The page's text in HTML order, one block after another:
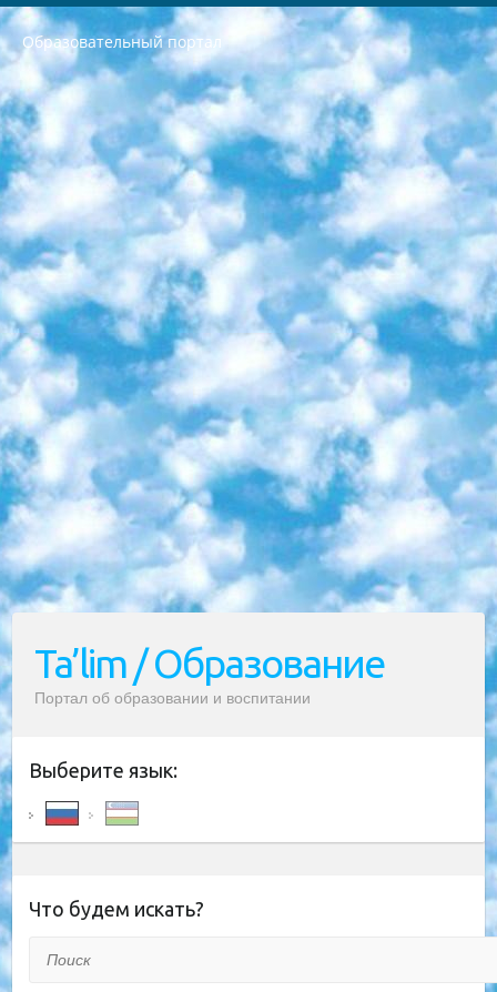
Образовательный портал
РЕСПУБЛИКА УЗБЕКИСТАН МИНИСТРЕРСТВО ДОШКОЛЬНОГО И ШКОЛЬНОГО ОБРАЗОВАНИЯ КОМАНДА в общеобразовательных учреждениях в 2023-2024 учебном году организация и проведение итоговой государственной аттестации обучающихся о Министра дошкольного и школьного образования Республики Узбекистан от 4 марта 2008 года (постановлением Минюста от 20 марта 2008 года № 1778 государственной регистрации) «Итоговое состояние учащихся общего среднего образования на основании положения об утверждении положения об аттестации общего среднего образования выпускной экзамен студентов в образовательных учреждениях в 2023-2024 учебном году В целях организации и прохождения аттестации приказываю: 1. Следующее: перечень предметов, по которым будет проводиться итоговая государственная аттестация и экзамен формы перевода согласно приложению 1; сертификаты международного образца, оценивающие уровень владения иностранными языками перечень согласно приложению 2; 2. Педагогический при специализированных образовательных учреждениях. научно-практический центр квалификации и международной оценки (Д.Давидова) 2024 г. До 25 марта: задания по предметам, по которым будет проводиться итоговая аттестация разработка и утверждение технических условий; итоговая аттестация на основании разработанного предметного задания разработка вопросов по предметам (устно и письменно), экзамен передача; общеобразовательные средние школы и специальные учебные заведения учащиеся выпускных классов школ и интернатов в агентской системе подготовка базы данных экзаменационных материалов и критериев оценки; перевод базы экзаменационных материалов на все языки обучения подать в Республиканский образовательный центр для изготовления; варианты экзаменов на основе разработанных контрольных материалов пусть будут поставлены задачи формирования. 3. Республиканский образовательный центр (Ш.Худайкулов) до 5 апреля 2024 года. до: база данных предоставленных экзаменационных материалов на все языки обучения перевод и экспертиза; для слепых, слабовидящих, глухих, слабослышащих и умственно отсталых детей учащиеся выпускных классов специализированных школ и школ-интернатов база данных экзаменационных материалов на всех преподаваемых языках подготовка критериев оценки; специализированные школы для умственно отсталых детей и технологии для учащихся выпускных классов школ-интернатов разработка соответствующих рекомендаций и критериев проведения ЕГЭ по естествознанию давать задания. 4. Педагогический при специализированных образовательных учреждениях. Научно-практический центр навыков и международной оценки (Д.Давидова), Республика образовательный центр (Худайкулов Ш.) итоговый государственный аттестационный экзамен ориентирован на творческое и логическое мышление при подготовке базы материалов учитывать введение заданий. 5. Следует отметить, что: сертификат государственного образца о знании общеобразовательного предмета и как минимум национальный уровень B1 по предметам на иностранных языках, указанным в Приложении 2. или международно признанный сертификат эквивалентного уровня студенты, изучающие определенный предмет, освобождаются от экзамена; по соответствующим предметам запланирована итоговая государственная аттестация за день до дня, путем жеребьевки Рабочей группой (в письменной форме по предметам, проводимым в форме) из числа сформированных вариантов выбрано 2 варианта; 2 выбранных варианта экзамена анонсированы на официальном сайте министерства и все выпускники по всей стране на основе этих вариантов проводит итоговую государственную аттестацию. 6. Государственное образование учащихся средних общеобразовательных учреждений. знания в соответствии с квалификационными требованиями, которые необходимо приобрести на основании стандартов итоговый (выпускной) контроль для 9 и 11 классов в целях тестирования Экзамены (далее – экзамены) состоят из предметов, перечисленных в приложении 1. будет сделано. 7. Экзамены пройдут с 26 мая по 15 июня 2024 г. (кроме науки физического воспитания). 8. Физическая для учащихся 9 классов общесредних образовательных учреждений. Экзамены по предмету «Образование, квалификация медицина» 1-6 мая 2024 года. сотрудники перевести под присмотр (с отклонениями в физическом или умственном развитии) специализированная школа для детей, школы-интернаты и со сколиозом школы-интернаты санаторного типа для больных детей исключены). 9. Он был слепым, слабовидящим и имел нарушения опорно-двигательного аппарата. экзамены в специализированных школах и интернатах для детей должны проводиться исходя из требований, предъявляемых к общеобразовательным учреждениям (физкультура кроме науки). 10. Специализированная школа для глухих и слабослышащих детей. и экзамены в интернатах и быть реализован в виде письменного теста по математике. 11. Специальность для умственно отсталых детей. Для 9 класса Родной язык и литературное письмо Государственный язык (язык обучения – узбекский). для неклассов) написано Математическое письмо Письменная/устная история Узбекистана Физическое воспитание практично Итоговый контроль Для 11 класса Написание родного языка и литературы (эссе) Математическое письмо Узбекский язык (обучение на узбекском языке) не посещающее общее среднее образование для учреждений)/Образовательное учреждение выбор письменный и устный Иностранный язык письменный/устный Письменная/устная история Узбекистана *По выбору студента:  Химия  Физика  Основы государственного права  География 10 бесплатных образовательных ресурсов - Мы составили подборку онлайн-проектов с интерактивными упражнениями, видеолекциями и статьями. Они помогут вам обрести новые и освежить старые знания бесплатно. 1. «ИНТУИТ» Старейшая образовательная площадка Рунета. Здесь вы найдёте сотни текстовых и видеокурсов на десятки различных тем — от программирования до психологии. Многие курсы подготовлены российскими университетами и крупными международными компаниями вроде Intel и Microsoft. Самостоятельное обучение бесплатное, но желающие могут оплатить услуги персональных наставников. 2. «Смартия» знакомит с актуальными профессиями и подсказывает, как им обучаться. Выбрав заинтересовавшую вас специальность — SMM-специалист, фотограф, веб-дизайнер или другую, — увидите список необходимых для неё умений. Чтобы вы могли освоить их самостоятельно, для каждого умения площадка отображает подборку ссылок на учебные материалы. Хотя «Смартия» ориентируется на русскоязычную аудиторию, часть контента всё же доступна только на английском. 3. «Лекторий Физтеха» Проект Московского физико-технического института (Физтеха). С его помощью вы можете смотреть онлайн серии лекций, записанные на видео в этом вузе. В числе доступных предметов — физика, биология, химия, информационные технологии и другие. К некоторым лекциям администрация ресурса прилагает готовые конспекты, которые можно скачивать в PDF-формате. 4. ITMOcourses Онлайн-площадка Санкт-Петербургского национального исследовательского университета информационных технологий, механики и оптики (ИТМО). Ресурс предоставляет свободный доступ к курсам, разработанным в этом вузе. Каталог материалов разбит на четыре категории: «Оптические системы и технологии», «Приборостроение и робототехника», «Информационные технологии» и «Биотехнологии». Курсы состоят из видеолекций, интерактивных демонстраций и заданий. 5. «КиберЛенинка» Электронная научная библиотека открытого доступа. Каталог площадки регулярно обрастает текстами статей из различных научных изданий. Сгруппированные по журналам и рубрикам публикации можно читать онлайн или скачивать целиком в PDF-формате. Проект нацелен на популяризацию науки за счёт открытого доступа к качественной информации. 6. «ПостНаука» На этом ресурсе публикуют подборки видеолекций, составленные экспертами из разных отраслей и объединённые общими темами. Среди них, к примеру, есть серии «Биоинформатика и геномика», «Культура средневековой Скандинавии» и Cinema Studies о теории кино. Каждая подборка лекций — логически связанная история, рассказанная экспертом от первого лица. Кроме того, на сайте появляются научно-образовательные статьи и тесты на разные темы. 7. «Newочём» Команда проекта «Newочём» отбирает самые интересные тексты из англоязычных СМИ и переводит те из них, за которые голосуют участники сообщества «ВКонтакте». По большей части это научно-популярные статьи. Редакторы придумывают лишь заголовки, в остальном содержание переводов соответствует оригиналам. Полные тексты можно читать прямо в социальной сети. 8. InternetUrok Онлайн-база материалов по основным дисциплинам школьной программы. Информация на сайте структурирована по классам, предметам и темам (урокам). Каждый урок состоит из видеолекций и конспектов. Есть также интерактивные тренажёры и тесты для закрепления пройденного материала. Даже если вы давно окончили школу, возможность повторить программу старших классов всегда может пригодиться. 9. Edutainme Ещё один ресурс об образовании. В отличие от Newtonew, как мне кажется, Edutainme больше ориентируется на представителей индустрии: педагогов, предпринимателей, разработчиков образовательных проектов. Но и любой, кто просто стремится к саморазвитию, найдёт на сайте много полезного и интересного для себя. Например, информацию о новых курсах и образовательных сервисах. 10. Newtonew Онлайн-медиа об образовании и обучении в широком смысле. Авторы Newtonew пишут об инструментах, заведениях, тактиках и стратегиях, которые помогают учить других и получать новые знания самостоятельно. На этой площадке вы найдёте новости, обзоры, аналитические мат
Ta’lim / Образование
Портал об образовании и воспитании
Выберите язык:
Что будем искать?